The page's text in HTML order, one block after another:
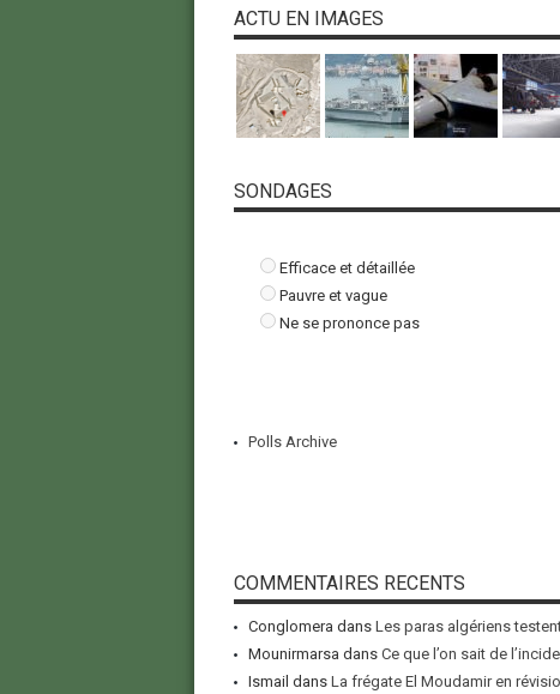
ACTU EN IMAGES
SONDAGES
Efficace et détaillée
Pauvre et vague
Ne se prononce pas
Polls Archive
COMMENTAIRES RECENTS
Conglomera dans Les paras algériens
Mounirmarsa dans Ce que l’on sait de
Ismail dans La frégate El Moudamir en